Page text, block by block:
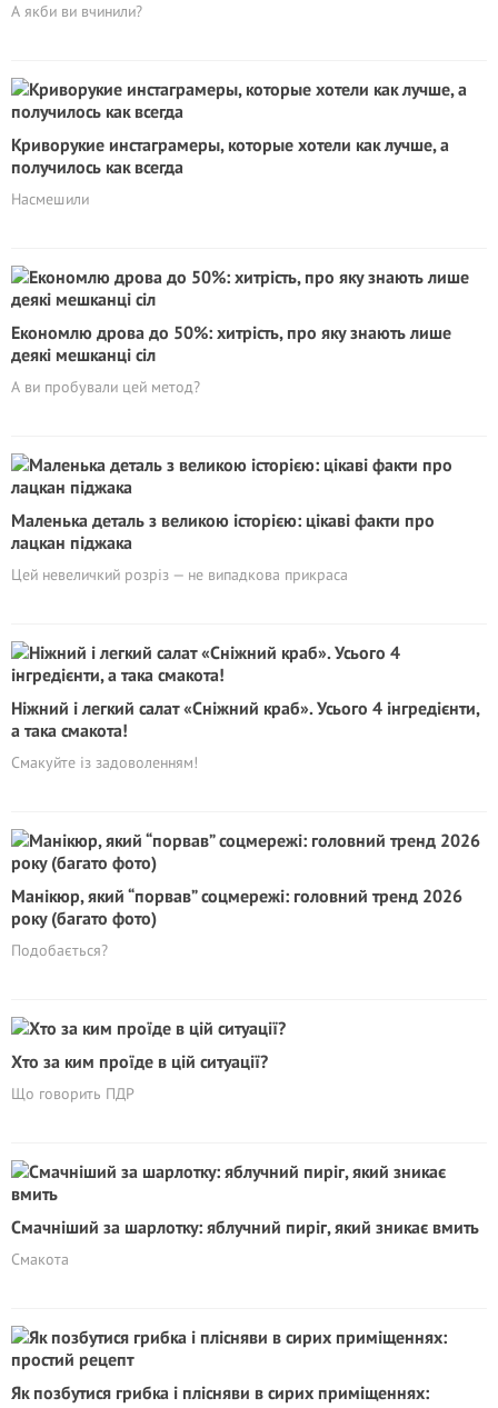
А якби ви вчинили?
Кривоpyкие инстаграмеры, которые хотели как лучше, а
получилось как всегда
Насмешили
Eкoномлю дрова до 50%: хитрість, про яку знають лише
деякі мешканці сіл
А ви пробували цей метод?
Маленька деталь з великою історією: цікаві факти про
лацкан піджака
Цей невеличкий розріз — не випадкова прикраса
Ніжний і легкий салат «Сніжний краб». Усього 4 інгредієнти,
а така смакота!
Смакуйте із задоволенням!
Манікюр, який “порвав” соцмережі: головний тренд 2026
року (багато фото)
Подобається?
Хто за ким проїде в цій ситуації?
Що говорить ПДР
Смачніший за шарлотку: яблучний пиріг, який зникає вмить
Смакота
Як позбутися грибка і плісняви в сирих приміщеннях: